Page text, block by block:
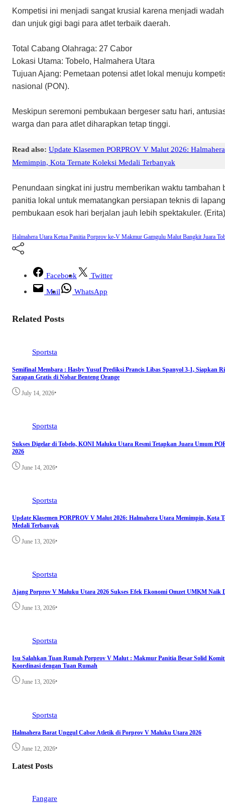
Kompetisi ini menjadi sangat krusial karena menjadi
dan unjuk gigi bagi para atlet terbaik daerah.
​Total Cabang Olahraga: 27 Cabor
​Lokasi Utama: Tobelo, Halmahera Utara
​Tujuan Ajang: Pemetaan potensi atlet lokal menuju
nasional (PON).
​Meskipun seremoni pembukaan bergeser satu hari,
warga dan para atlet diharapkan tetap tinggi.
Read also: Update Klasemen PORPROV V Malut 2026:
Memimpin, Kota Ternate Koleksi Medali Terbanyak
Penundaan singkat ini justru memberikan waktu tambahan
panitia lokal untuk mematangkan persiapan teknis di
pembukaan esok hari berjalan jauh lebih spektakuler. (Erita)
Halmahera Utara Ketua Panitia Porprov ke-V Makmur Gamgulu Malut Bangkit Juara
Facebook
Twitter
Mail
WhatsApp
Related Posts
Sportsta
Semifinal Membara : Hasby Yusuf Prediksi Prancis Libas Spanyol 3-1, Siapkan
Sarapan Gratis di Nobar Benteng Orange
July 14, 2026•
Sportsta
Sukses Digelar di Tobelo, KONI Maluku Utara Resmi Tetapkan Juara Umum
2026
June 14, 2026•
Sportsta
Update Klasemen PORPROV V Malut 2026: Halmahera Utara Memimpin, Kota
Medali Terbanyak
June 13, 2026•
Sportsta
Ajang Porprov V Maluku Utara 2026 Sukses Efek Ekonomi Omzet UMKM Naik
June 13, 2026•
Sportsta
Isu Salahkan Tuan Rumah Porprov V Malut : Makmur Panitia Besar Solid
Koordinasi dengan Tuan Rumah
June 13, 2026•
Sportsta
Halmahera Barat Unggul Cabor Atletik di Porprov V Maluku Utara 2026
June 12, 2026•
Latest Posts
Fangare